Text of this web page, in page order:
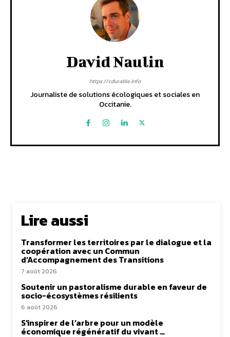
David Naulin
https://cdurable.info
Journaliste de solutions écologiques et sociales en
Occitanie.
Lire aussi
Transformer les territoires par le dialogue et la
coopération avec un Commun
d’Accompagnement des Transitions
7 août 2026
Soutenir un pastoralisme durable en faveur de
socio-écosystèmes résilients
6 août 2026
S’inspirer de l’arbre pour un modèle
économique régénératif du vivant …